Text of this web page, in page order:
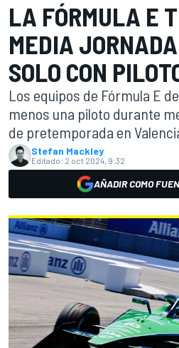
LA FÓRMULA E
MEDIA
SOLO CON
Los equipos de Fórmula E
menos una piloto durante
de pretemporada en
Stefan Mackley
Editado: 2 oct 2024, 9:32
AÑADIR COMO